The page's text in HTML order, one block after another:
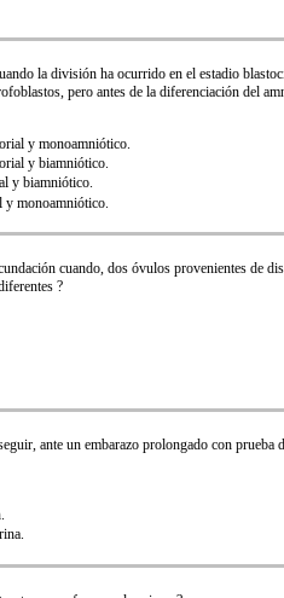
la división ha ocurrido en el estadio
pero antes de la diferenciación del
y monoamniótico.
y biamniótico.
y biamniótico.
y monoamniótico.
cuando, dos óvulos provenientes de
?
ante un embarazo prolongado con prueba